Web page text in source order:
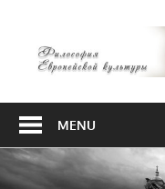
content
Европейской
MENU